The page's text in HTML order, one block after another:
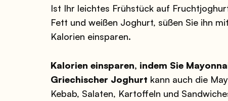
Ist Ihr leichtes Frühstück auf
Fett und weißen Joghurt, süßen Sie ihn
Kalorien einsparen.
Kalorien einsparen, indem Sie
Griechischer Joghurt kann auch die
Kebab, Salaten, Kartoffeln und